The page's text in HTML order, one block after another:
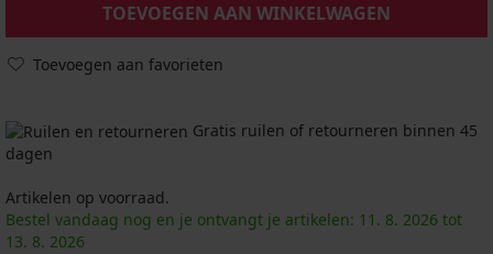
TOEVOEGEN AAN WINKELWAGEN
Toevoegen aan favorieten
Gratis ruilen of retourneren binnen 45
dagen
Artikelen op voorraad.
Bestel vandaag nog en je ontvangt je artikelen: 11. 8. 2026 tot
13. 8. 2026